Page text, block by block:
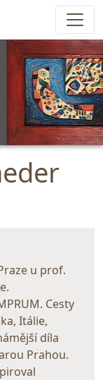
u prof.
Cesty
Itálie,
díla
Prahou.